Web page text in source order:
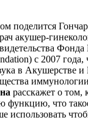
поделится
акушер-
с 2007
в Акушерстве
расскажет о том,
функцию, что
использовать